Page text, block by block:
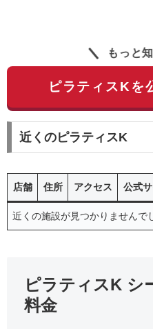
もっと
ピラティスKを
近くのピラティスK
店舗 住所 アクセス 公式
近くの施設が見つかりませんで
ピラティスK シ
料金